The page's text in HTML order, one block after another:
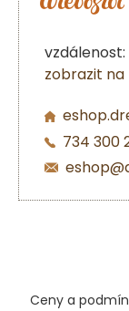
vzdálenost:
zobrazit
734 300
Ceny a